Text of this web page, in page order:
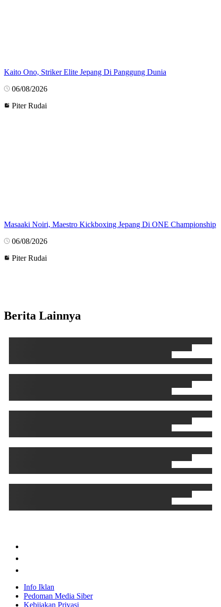
Kaito Ono, Striker Elite Jepang Di Panggung Dunia
06/08/2026
Piter Rudai
Masaaki Noiri, Maestro Kickboxing Jepang Di ONE Championship
06/08/2026
Piter Rudai
Berita Lainnya
Info Iklan
Pedoman Media Siber
Kebijakan Privasi